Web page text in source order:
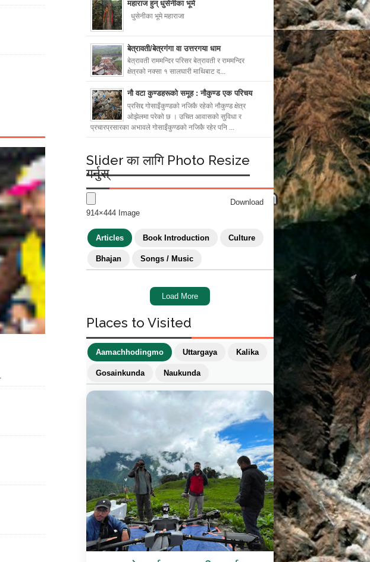
महाराज हुन् धुसेनीका भूमे
धुसेनीका भूमे महाराजा
बेत्रावती/बेत्रगंगा वा उत्तरगया धाम
बेत्रावती राममन्दिर परिसर बेत्रावती र राममन्दिर
क्षेत्रको नक्सा १ सालघारी माथिबाट द...
नौ वटा कुण्डहरूको समूह : नौकुण्ड एक परिचय
प्रसिद्द गोसाइँकुण्डको नजिकै रहेको नौकुण्ड क्षेत्र
ओझेलमा परेको छ । उचित आवासको सुविधा र
प्रचारप्रसारका अभावले गोसाइँकुण्डको नजिकै रहेर पनि ...
Slider का लागि Photo Resize
गर्नुस्
Download
914×444 Image
Articles Book Introduction Culture
Bhajan Songs / Music
Load More
Places to Visited
Aamachhodingmo Uttargaya Kalika
Gosainkunda Naukunda